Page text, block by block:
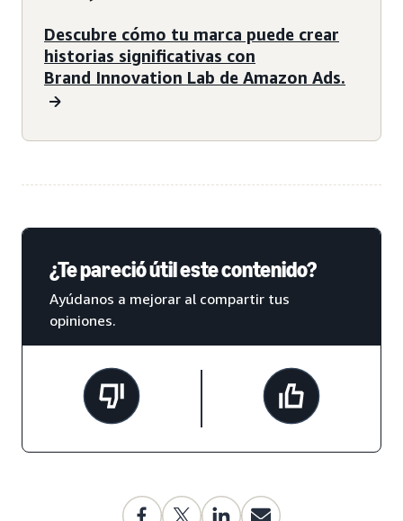
Descubre cómo tu marca puede crear
historias significativas con
Brand Innovation Lab de Amazon Ads.
¿Te pareció útil este contenido?
Ayúdanos a mejorar al compartir tus
opiniones.